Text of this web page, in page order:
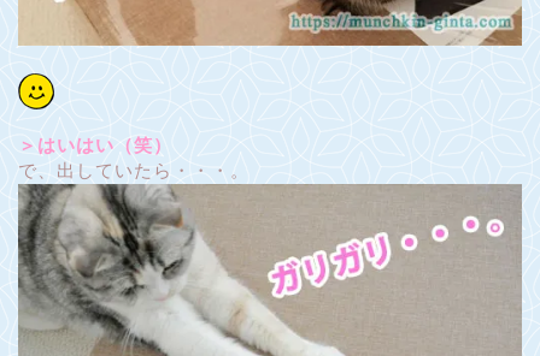
＞はいはい（笑）
で、出していたら・・・。